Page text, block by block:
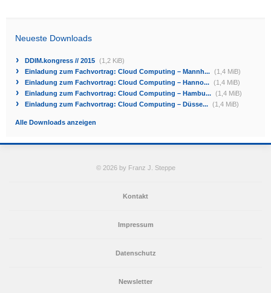
Neueste Downloads
DDIM.kongress // 2015 (1,2 KiB)
Einladung zum Fachvortrag: Cloud Computing – Mannh... (1,4 MiB)
Einladung zum Fachvortrag: Cloud Computing – Hanno... (1,4 MiB)
Einladung zum Fachvortrag: Cloud Computing – Hambu... (1,4 MiB)
Einladung zum Fachvortrag: Cloud Computing – Düsse... (1,4 MiB)
Alle Downloads anzeigen
© 2026 by Franz J. Steppe
Kontakt
Impressum
Datenschutz
Newsletter